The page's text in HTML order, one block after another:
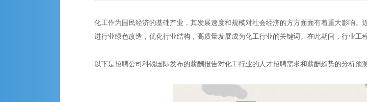
化工作为国民经济的基础产业，其发展速度和规模对社会经济的方方面面有着重大影响
进行业绿色改造，优化行业结构，高质量发展成为化工行业的关键词。在此期间，行业工
以下是招聘公司科锐国际发布的薪酬报告对化工行业的人才招聘需求和薪酬趋势的分析预